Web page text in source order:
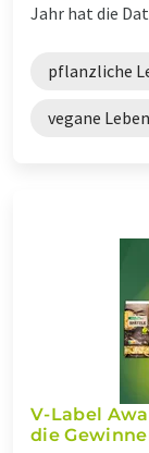
Jahr hat die
pflanzliche
vegane
V-Label
die